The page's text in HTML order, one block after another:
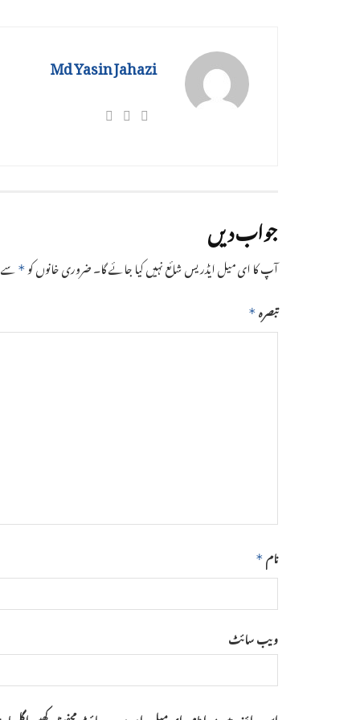
Md Yasin Jahazi
جواب دیں
آپ کا ای میل ایڈریس شائع نہیں کیا جائے گا۔ضروری خانوں کو* سے
تبصرہ *
نام *
ویب‌ سائٹ